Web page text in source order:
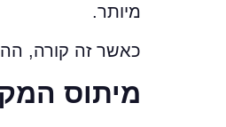
מיותר.
כאשר זה קורה,
מיתוס